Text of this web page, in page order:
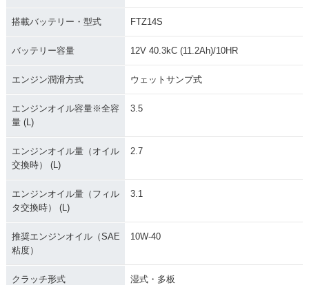
搭載バッテリー・型式 FTZ14S
バッテリー容量 12V 40.3kC (11.2Ah)/10HR
エンジン潤滑方式 ウェットサンプ式
エンジンオイル容量※全容
量 (L)
3.5
エンジンオイル量（オイル
交換時） (L)
2.7
エンジンオイル量（フィル
タ交換時） (L)
3.1
推奨エンジンオイル（SAE
粘度）
10W-40
クラッチ形式 湿式・多板